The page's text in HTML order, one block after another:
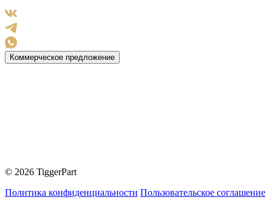
Коммерческое предложение
© 2026 TiggerPart
Политика конфиденциальности Пользовательское соглашение